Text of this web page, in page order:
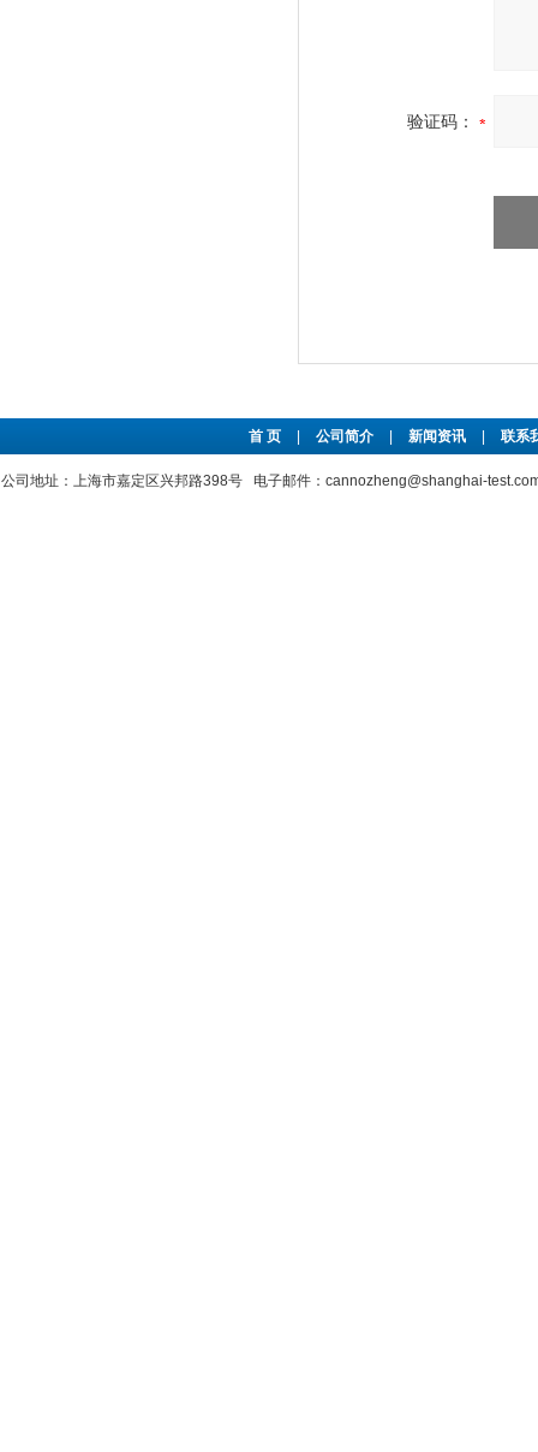
验证码：
首 页 公司简介 新闻资讯 联系
公司地址：上海市嘉定区兴邦路398号 电子邮件：cannozheng@shanghai-